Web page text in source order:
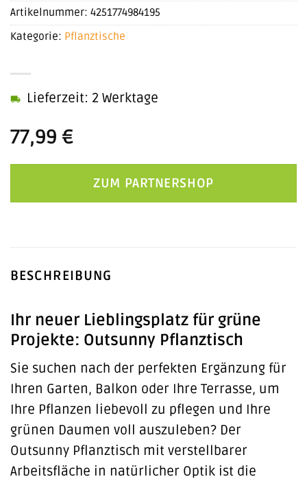
77,99 €
Lieferzeit: 2 Werktage
ZUM PARTNERSHOP
Artikelnummer: 4251774984195
Kategorie: Pflanztische
BESCHREIBUNG
Ihr neuer Lieblingsplatz für grüne
Projekte: Outsunny Pflanztisch
Sie suchen nach der perfekten Ergänzung für
Ihren Garten, Balkon oder Ihre Terrasse, um
Ihre Pflanzen liebevoll zu pflegen und Ihre
grünen Daumen voll auszuleben? Der
Outsunny Pflanztisch mit verstellbarer
Arbeitsfläche in natürlicher Optik ist die